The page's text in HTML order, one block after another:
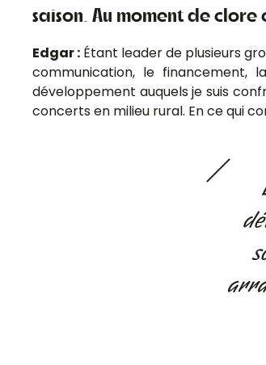
saison. Au moment de
Edgar : Étant leader de plusieurs
communication, le financement,
développement auquels je suis
concerts en milieu rural. En ce qui